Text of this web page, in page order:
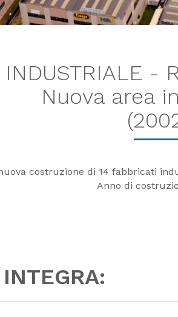
INDUSTRIALE -
Nuova area
costruzione di 14 fabbricati
Anno di